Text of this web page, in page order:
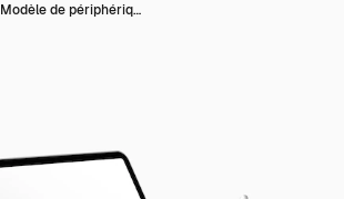
Modèle de périphériq…